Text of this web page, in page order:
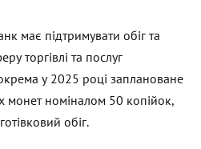
має підтримувати обіг та
торгівлі та послуг
у 2025 році заплановане
монет номіналом 50 копійок,
обіг.